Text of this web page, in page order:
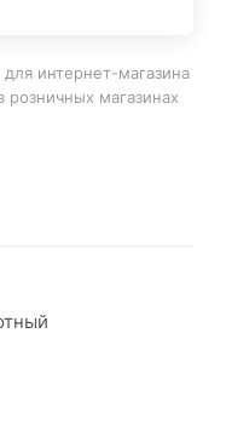
интернет-магазина
розничных магазинах